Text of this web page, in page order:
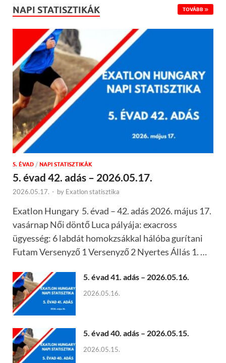
NAPI STATISZTIKÁK TOVÁBB
5. ÉVAD / NAPI STATISZTIKÁK
5. évad 42. adás – 2026.05.17.
2026.05.17. - by Exatlon statisztika
Exatlon Hungary 5. évad – 42. adás 2026. május 17.
vasárnap Női döntő Luca pályája: exacross
ügyesség: 6 labdát homokzsákkal hálóba gurítani
Futam Versenyző 1 Versenyző 2 Nyertes Állás 1. …
5. évad 41. adás – 2026.05.16.
2026.05.16.
5. évad 40. adás – 2026.05.15.
2026.05.15.